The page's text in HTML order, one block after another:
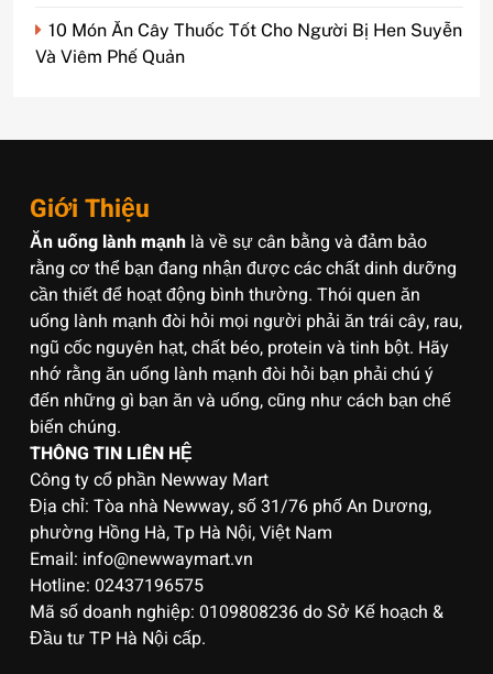
10 Món Ăn Cây Thuốc Tốt Cho Người Bị Hen Suyễn
Và Viêm Phế Quản
Giới Thiệu
Ăn uống lành mạnh là về sự cân bằng và đảm bảo
rằng cơ thể bạn đang nhận được các chất dinh dưỡng
cần thiết để hoạt động bình thường. Thói quen ăn
uống lành mạnh đòi hỏi mọi người phải ăn trái cây, rau,
ngũ cốc nguyên hạt, chất béo, protein và tinh bột. Hãy
nhớ rằng ăn uống lành mạnh đòi hỏi bạn phải chú ý
đến những gì bạn ăn và uống, cũng như cách bạn chế
biến chúng.
THÔNG TIN LIÊN HỆ
Công ty cổ phần Newway Mart
Địa chỉ: Tòa nhà Newway, số 31/76 phố An Dương,
phường Hồng Hà, Tp Hà Nội, Việt Nam
Email: info@newwaymart.vn
Hotline: 02437196575
Mã số doanh nghiệp: 0109808236 do Sở Kế hoạch &
Đầu tư TP Hà Nội cấp.